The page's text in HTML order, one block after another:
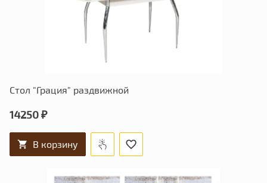
Стол "Грация" раздвижной
14250 ₽
В корзину